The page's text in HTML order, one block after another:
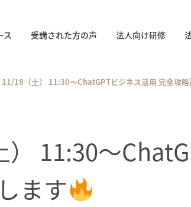
ス 受講された方の声 法人向け研修
11/18（土） 11:30～ChatGPTビジネス活用 完全攻略
11:30～
ます